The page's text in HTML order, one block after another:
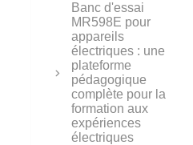
Banc d'essai
MR598E pour
appareils
électriques : une
plateforme
pédagogique
complète pour la
formation aux
expériences
électriques